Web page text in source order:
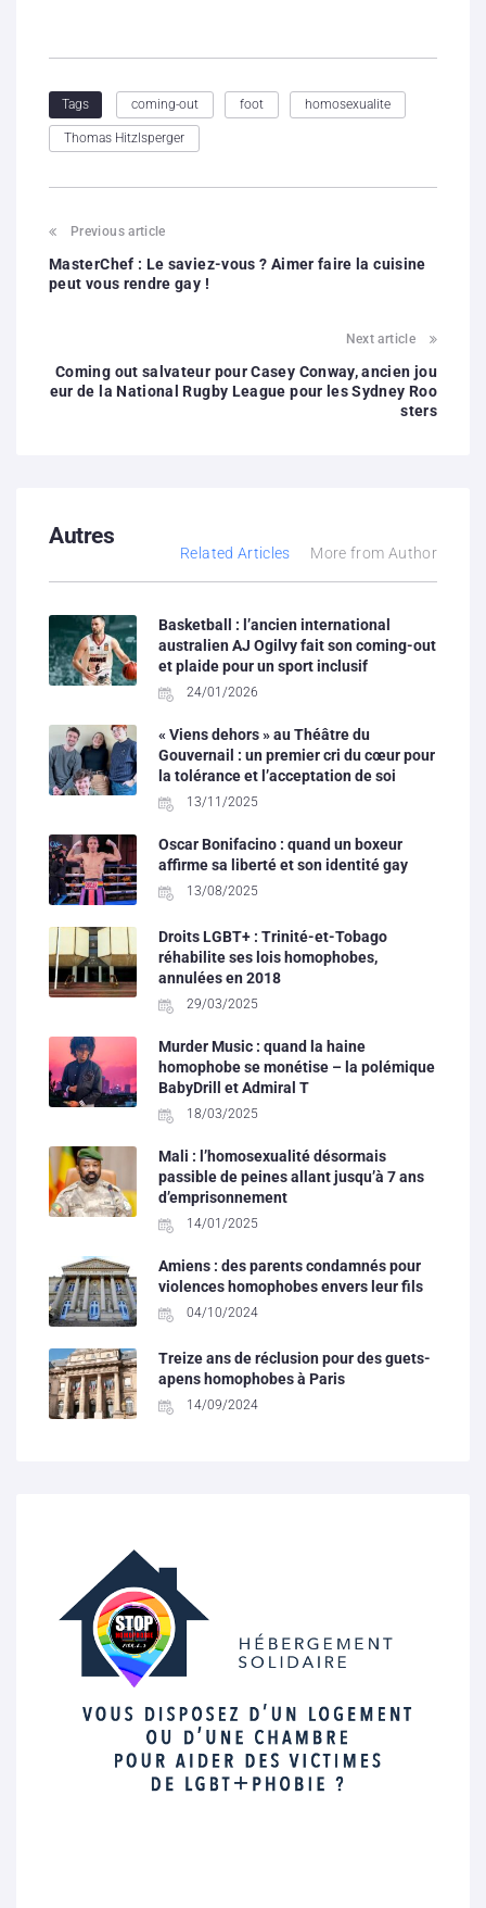
Tags coming-out foot homosexualite
Thomas Hitzlsperger
Previous article
MasterChef : Le saviez-vous ? Aimer faire la cuisine
peut vous rendre gay !
Next article
Coming out salvateur pour Casey Conway, ancien jou
eur de la National Rugby League pour les Sydney Roo
sters
Autres
Related Articles More from Author
Basketball : l’ancien international
australien AJ Ogilvy fait son coming-out
et plaide pour un sport inclusif
24/01/2026
« Viens dehors » au Théâtre du
Gouvernail : un premier cri du cœur pour
la tolérance et l’acceptation de soi
13/11/2025
Oscar Bonifacino : quand un boxeur
affirme sa liberté et son identité gay
13/08/2025
Droits LGBT+ : Trinité-et-Tobago
réhabilite ses lois homophobes,
annulées en 2018
29/03/2025
Murder Music : quand la haine
homophobe se monétise – la polémique
BabyDrill et Admiral T
18/03/2025
Mali : l’homosexualité désormais
passible de peines allant jusqu’à 7 ans
d’emprisonnement
14/01/2025
Amiens : des parents condamnés pour
violences homophobes envers leur fils
04/10/2024
Treize ans de réclusion pour des guets-
apens homophobes à Paris
14/09/2024